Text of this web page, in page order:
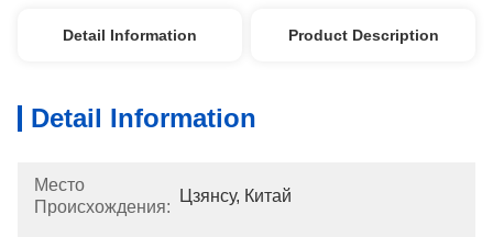
Detail Information Product Description
Detail Information
Место
Происхождения:
Цзянсу, Китай